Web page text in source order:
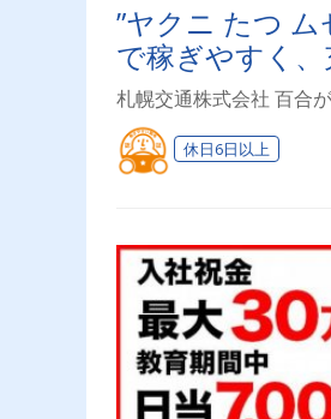
”ヤクニ たつ
で稼ぎやすく
札幌交通株式会社 百合
休日6日以上